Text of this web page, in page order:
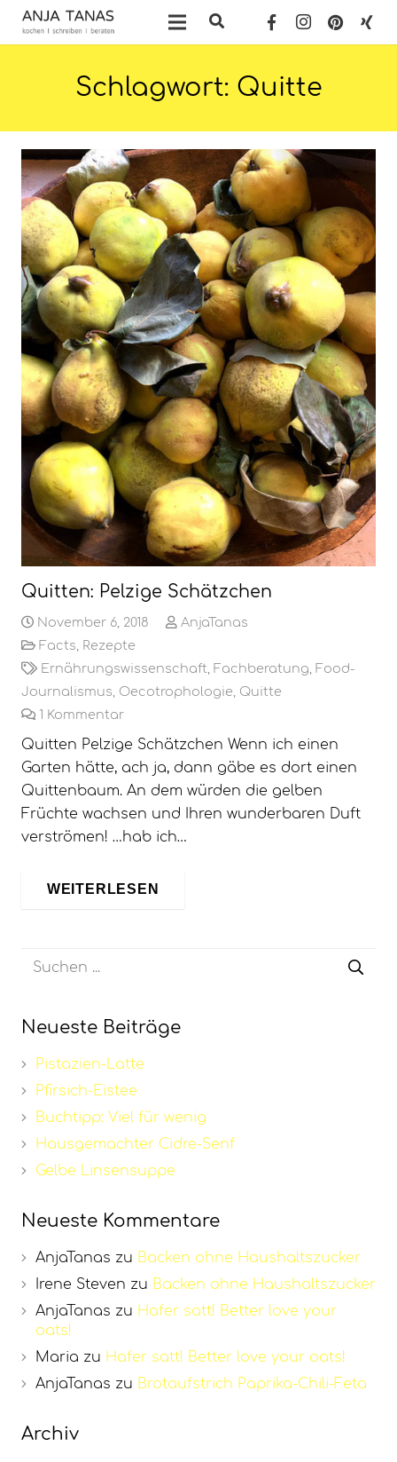
Schlagwort: Quitte
Quitten: Pelzige Schätzchen
November 6, 2018
AnjaTanas
Facts Rezepte
Ernährungswissenschaft Fachberatung Food-
Journalismus Oecotrophologie Quitte
1 Kommentar
Quitten Pelzige Schätzchen Wenn ich einen
Garten hätte, ach ja, dann gäbe es dort einen
Quittenbaum. An dem würden die gelben
Früchte wachsen und Ihren wunderbaren Duft
verströmen! …hab ich…
WEITERLESEN
Neueste Beiträge
Pistazien-Latte
Pfirsich-Eistee
Buchtipp: Viel für wenig
Hausgemachter Cidre-Senf
Gelbe Linsensuppe
Neueste Kommentare
AnjaTanas zu Backen ohne Haushaltszucker
Irene Steven zu Backen ohne Haushaltszucker
AnjaTanas zu Hafer satt! Better love your
oats!
Maria zu Hafer satt! Better love your oats!
AnjaTanas zu Brotaufstrich Paprika-Chili-Feta
Archiv